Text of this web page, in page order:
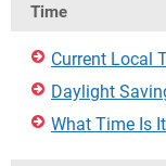
Time
Current Local
Daylight
What Time Is It